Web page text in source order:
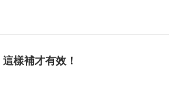
樣補才有效！